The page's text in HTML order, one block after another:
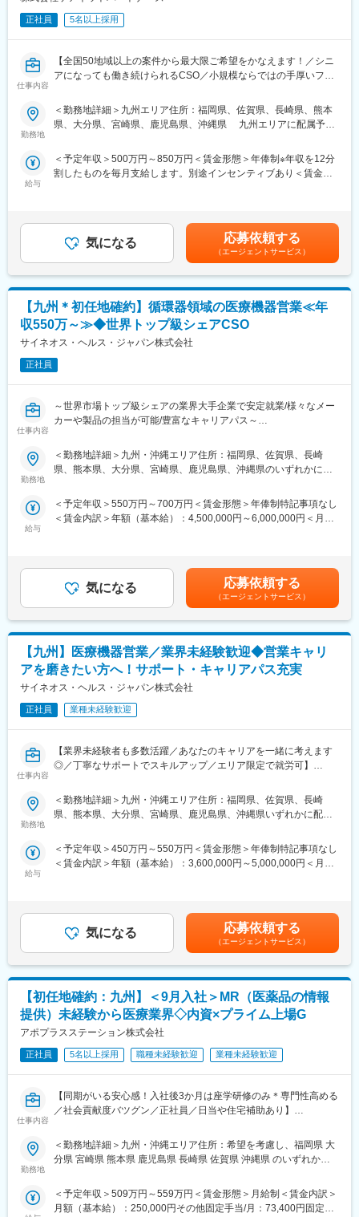
■人財育成への積極投資
シミック・イニジオにとってサービス品質の源泉となるのは人財
資を行っています。自己成長意欲を尊重し、業務直結の研修だけ
でなく、変化する時代に対応するビジネススキル習得も含め階層
行っています。
できる制度があります。社員と社員のご家族が安心し、仕事もプ
ライベートも充実して活躍できるよう、福利厚生制度を整備して
ラスの借り上げ社宅制度や単身赴任のサポート制度を導入し、そ
の利用率も高水準となっています。
■社内認定資格制度
製薬企業での開発パイプラインの変化にともない、当社において
はオンコロジーをはじめスペシャリティ領域のプロジェクトが増
加しています。またスペシャリティ領域については社員の関心も
高く、これに応えるべく専門性の高い人財を育成するための社内
認定資格制度を設けています。現在はオンコロジー分野で「血液
正社員 5名以上採用
仕事内容
【全国50地域以上の案件から最大限ご希望をかなえます！／シニ
アになっても働き続けられるCSO／小規模ならではの手厚いフォ
■業務内容：
して医薬品情報の伝達や、安全性や有効性情報をご提供いただき
ます。有効性について情報の収集と会社への報告業務もお願いい
件から勤務地をご提案させていただきます。年収は現職考慮（モ
デル年収：20代650万、40代後半850万）領域を変えてのPJT打診
も可能です。また、無期雇用派遣となるため、ＰＪＴの期間外も
ベース給与は保証いたします。
■MRとして働く魅力
（1）最大限希望を考慮します：
全国50地域以上のPJTからご提案し、なるべくご希望の勤務地に
アサインが可能です。また、次の契約での再配属の際の地域もし
CSO業界で10年以上のキャリアを持つベテラン社員が、あなたの
生涯のわたる「キャリア形成」を丁寧にサポートします。その繋
PJTも紹介可能、また過去には、10年ほどブランクのある50代の
方のご支援の実績もあるなど選考の合格率も高いです。
としてパフォーマンスが高い場合は50代の方でも正社員への転換
もあります。契約の更新についても著しく業務態度が悪い／業績
先を探します。また、過去営業成績の優秀な方ではメーカー登用
の実績もあります。
勤務地
＜勤務地詳細＞九州エリア住所：福岡県、佐賀県、長崎県、熊本
県、大分県、宮崎県、鹿児島県、沖縄県 九州エリアに配属予定
給与
＜予定年収＞500万円～850万円＜賃金形態＞年俸制※年収を12分
割したものを毎月支給します。別途インセンティブあり＜賃金内
円（12分割）（一律手当を含む）＜昇給有無＞有＜残業手当＞有
＜給与補足＞※面接を通して、ご経験やスキルにより当社規定に基
づき決定いたします。■昇給、インセンティブあり■モデル年収：
20代650万、40代後半850万賃金はあくまでも目安の金額であ
り、選考を通じて上下する可能性があります。月給(月額)は固定手
当を含めた表記です。
気になる 応募依頼する
（エージェントサービス）
【九州＊初任地確約】循環器領域の医療機器営業≪年
収550万～≫◆世界トップ級シェアCSO
サイネオス・ヘルス・ジャパン株式会社
正社員
仕事内容
～世界市場トップ級シェアの業界大手企業で安定就業/様々なメー
カーや製品の担当が可能/豊富なキャリアパス～
営業スタイル：
大学/幹病院、開業医の医師・コメディカルなどと面談して、製品
■キャリアパス
自身の志向性、働き方に応じて様々なキャリアパスがあります。1
性が開かれています。
■メーカー転籍のキャリアパス
プロジェクトによってはメーカーへ転籍の打診を受けることがあ
り、7割程の社員が実際に転籍打診を受けております。断って別の
プロジェクトに進むことも可能ですので、ずっと当社に残り様々
な経験を積んだり、何年か当社で働いて幅広い経験を積んでから
転籍する、といった幅広いキャリアパスがございます。
■同社(CSO)で働くメリット
得ることができます。それにより自身の可能性を大きく伸ばすこ
とができます。
期にキャリアを積むことができます。努力と能力によって、給与
もポジションも上げることができます。
クトを提示します。家庭環境の変化など、フレキシブルにキャリ
アを形成しすることが可能です。
自身の成果や頑張りが客観的に評価され、年収に反映されます。
また、在籍年数が増えると永年勤続報奨金や四半期一時金などの
手当もアップします。つまり、やりがいや努力がきちんと報われ
る報酬制度になっています。
■同社について：
同社は、医療機器・製薬メーカーの営業領域を支援するCSOと呼
ばれる業種です。メーカーからのオーダーに対し自社の社員を派
遣しています。医療機器は製品によって営業スタイルが異なりま
た営業スタイルを探ることも可能です。
勤務地
＜勤務地詳細＞九州・沖縄エリア住所：福岡県、佐賀県、長崎
県、熊本県、大分県、宮崎県、鹿児島県、沖縄県のいずれかに配
る事業所
給与
＜予定年収＞550万円～700万円＜賃金形態＞年俸制特記事項なし
＜賃金内訳＞年額（基本給）：4,500,000円～6,000,000円＜月額
ー年収例ー820万円／入社6年目（月給58万円＋賞与＋手当）700
万円／入社3年目（月給50万円＋賞与＋手当）550万円／入社1年
目（月給43万円＋賞与＋手当）賃金はあくまでも目安の金額であ
り、選考を通じて上下する可能性があります。月給(月額)は固定手
当を含めた表記です。
気になる 応募依頼する
（エージェントサービス）
【九州】医療機器営業／業界未経験歓迎◆営業キャリ
アを磨きたい方へ！サポート・キャリアパス充実
サイネオス・ヘルス・ジャパン株式会社
正社員 業種未経験歓迎
仕事内容
【業界未経験者も多数活躍／あなたのキャリアを一緒に考えます
◎／丁寧なサポートでスキルアップ／エリア限定で就労可】
■業務内容
医療機器の営業担当者として、基幹病院などの医師や看護師など
医療従事者の方々と面談を行い、製品に関わる手技や情報提供な
・身につくスキル
専門家へ提案・交渉する力を磨けます。単に説明する力だけでな
■キャリアパス：
志向性や身につけたいスキルに応じて様々なキャリアパスがあり
ます。
・1つの領域（心臓外科や整形外科など）を極める
・複数のプロジェクトに参画して経験を広げる
・本社スタッフ（プロジェクトマネージャー、採用、研修担当）
にキャリアチェンジ
など、様々な可能性を探ることができるのが大きな魅力です。
能です！配属先メーカーからオファーを受けた場合は、メーカー
直雇用へ転籍するチャンスもあります。
論可能です。）
・転勤は東北・関東などエリア単位内で限定することができ、一
医療機器・製薬メーカーのセールス領域を支援する業種です。自
社の社員を取引先企業に派遣し、派遣先の営業として活躍いただ
勤務地
＜勤務地詳細＞九州・沖縄エリア住所：福岡県、佐賀県、長崎
県、熊本県、大分県、宮崎県、鹿児島県、沖縄県いずれかに配属
事業所
給与
＜予定年収＞450万円～550万円＜賃金形態＞年俸制特記事項なし
＜賃金内訳＞年額（基本給）：3,600,000円～5,000,000円＜月額
する可能性があります。月給(月額)は固定手当を含めた表記です。
気になる 応募依頼する
（エージェントサービス）
【初任地確約：九州】＜9月入社＞MR（医薬品の情報
提供）未経験から医療業界◇内資×プライム上場G
アポプラスステーション株式会社
正社員 5名以上採用 職種未経験歓迎 業種未経験歓迎
仕事内容
【同期がいる安心感！入社後3か月は座学研修のみ＊専門性高める
／社会貢献度バツグン／正社員／日当や住宅補助あり】
★本ポジションは、未経験から医療業界で活躍できます！
・医療を通じて社会に貢献したい
・内資系の安定企業で働きたい
という方にはおススメです！
勤務地
＜勤務地詳細＞九州・沖縄エリア住所：希望を考慮し、福岡県 大
分県 宮崎県 熊本県 鹿児島県 長崎県 佐賀県 沖縄県 のいずれかに
定める事業所
＜予定年収＞509万円～559万円＜賃金形態＞月給制＜賃金内訳＞
月額（基本給）：250,000円その他固定手当/月：73,400円固定残